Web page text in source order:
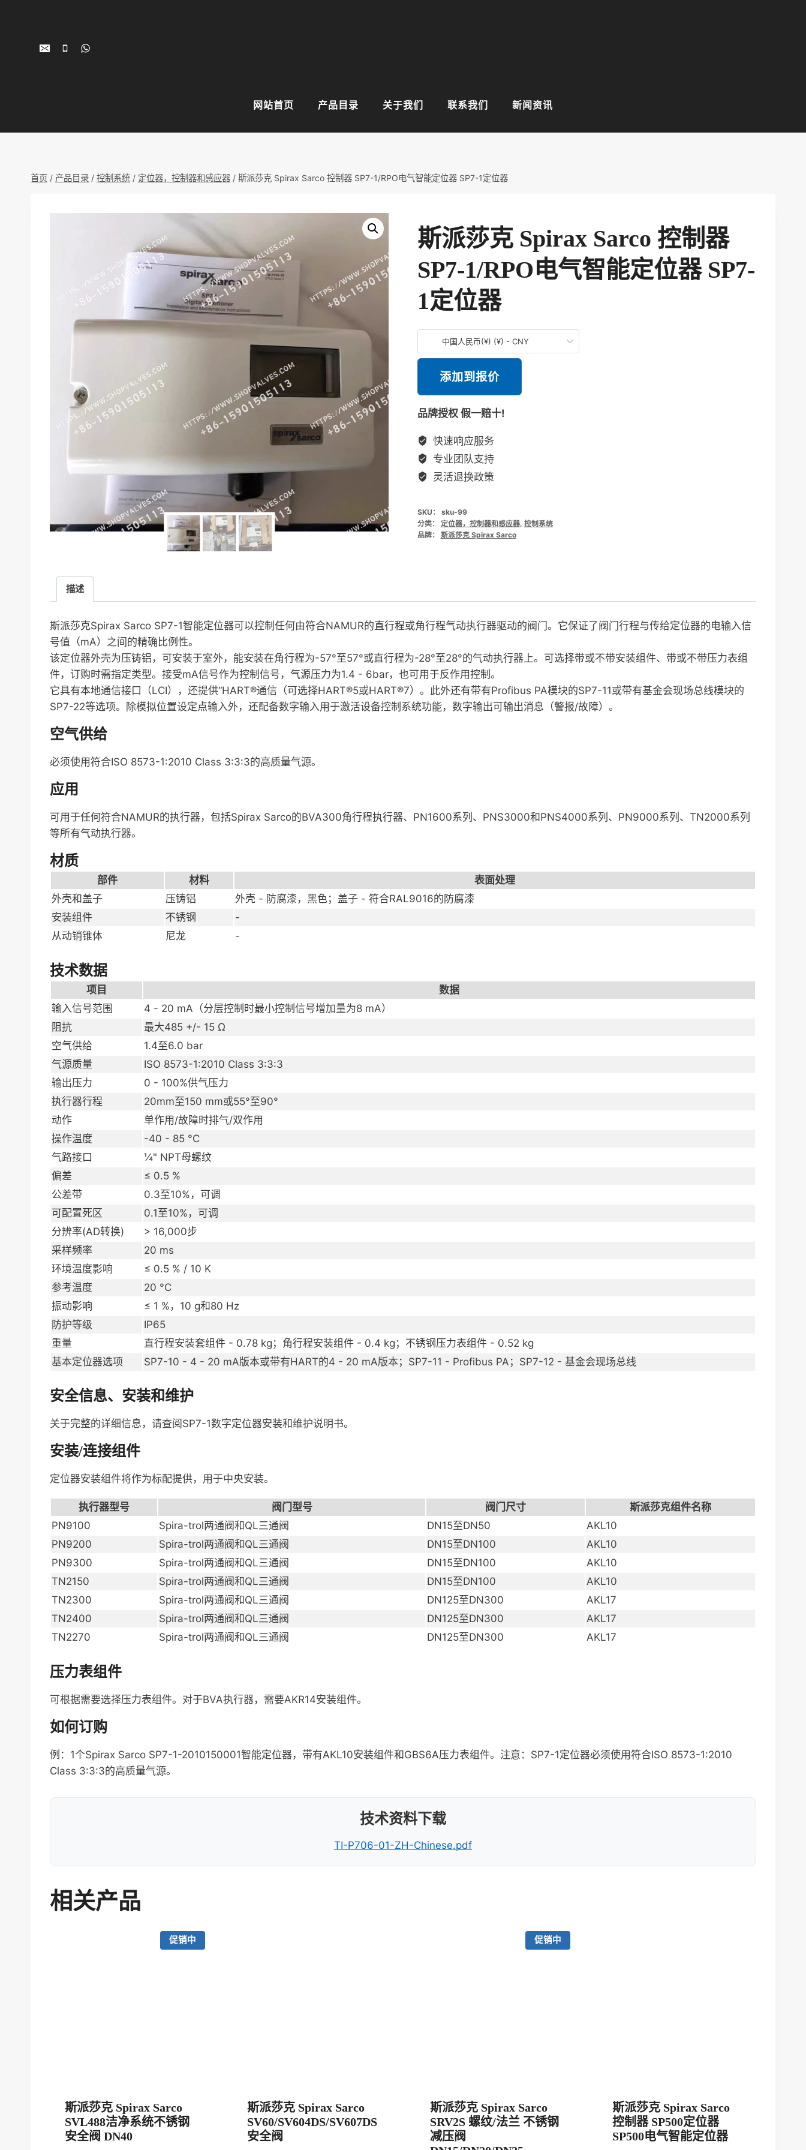
网站首页 产品目录 关于我们 联系我们 新闻资讯
首页 / 产品目录 / 控制系统 / 定位器，控制器和感应器 / 斯派莎克 Spirax Sarco 控制器 SP7-1/RPO电气智能定位器 SP7-1定位器
斯派莎克 Spirax Sarco 控制器
SP7-1/RPO电气智能定位器 SP7-
1定位器
中国人民币(¥) (¥) - CNY
添加到报价
品牌授权 假一赔十!
快速响应服务
专业团队支持
灵活退换政策
SKU： sku-99
分类： 定位器，控制器和感应器, 控制系统
品牌： 斯派莎克 Spirax Sarco
描述
斯派莎克Spirax Sarco SP7-1智能定位器可以控制任何由符合NAMUR的直行程或角行程气动执行器驱动的阀门。它保证了阀门行程与传给定位器的电输入信
号值（mA）之间的精确比例性。
该定位器外壳为压铸铝，可安装于室外，能安装在角行程为-57°至57°或直行程为-28°至28°的气动执行器上。可选择带或不带安装组件、带或不带压力表组
件，订购时需指定类型。接受mA信号作为控制信号，气源压力为1.4 - 6bar，也可用于反作用控制。
它具有本地通信接口（LCI），还提供“HART®通信（可选择HART®5或HART®7）。此外还有带有Profibus PA模块的SP7-11或带有基金会现场总线模块的
SP7-22等选项。除模拟位置设定点输入外，还配备数字输入用于激活设备控制系统功能，数字输出可输出消息（警报/故障）。
空气供给
必须使用符合ISO 8573-1:2010 Class 3:3:3的高质量气源。
应用
可用于任何符合NAMUR的执行器，包括Spirax Sarco的BVA300角行程执行器、PN1600系列、PNS3000和PNS4000系列、PN9000系列、TN2000系列
等所有气动执行器。
材质
部件 材料
表面处理
外壳和盖子
压铸铝
外壳 - 防腐漆，黑色；盖子 - 符合RAL9016的防腐漆
安装组件
不锈钢
-
从动销锥体
尼龙 -
技术数据
项目
数据
输入信号范围
4 - 20 mA（分层控制时最小控制信号增加量为8 mA）
阻抗
最大485 +/- 15 Ω
空气供给
1.4至6.0 bar
气源质量
ISO 8573-1:2010 Class 3:3:3
输出压力
0 - 100%供气压力
执行器行程
20mm至150 mm或55°至90°
动作
单作用/故障时排气/双作用
操作温度
-40 - 85 °C
气路接口
¼" NPT母螺纹
偏差
≤ 0.5 %
公差带
0.3至10%，可调
可配置死区
0.1至10%，可调
分辨率(AD转换)
> 16,000步
采样频率
20 ms
环境温度影响
≤ 0.5 % / 10 K
参考温度
20 °C
振动影响
≤ 1 %，10 g和80 Hz
防护等级
IP65
重量
直行程安装套组件 - 0.78 kg；角行程安装组件 - 0.4 kg；不锈钢压力表组件 - 0.52 kg
基本定位器选项
SP7-10 - 4 - 20 mA版本或带有HART的4 - 20 mA版本；SP7-11 - Profibus PA；SP7-12 - 基金会现场总线
安全信息、安装和维护
关于完整的详细信息，请查阅SP7-1数字定位器安装和维护说明书。
安装/连接组件
定位器安装组件将作为标配提供，用于中央安装。
执行器型号 阀门型号 阀门尺寸
斯派莎克组件名称
PN9100
Spira-trol两通阀和QL三通阀 DN15至DN50
AKL10
PN9200
Spira-trol两通阀和QL三通阀 DN15至DN100
AKL10
PN9300
Spira-trol两通阀和QL三通阀 DN15至DN100
AKL10
TN2150
Spira-trol两通阀和QL三通阀 DN15至DN100
AKL10
TN2300
Spira-trol两通阀和QL三通阀 DN125至DN300
AKL17
TN2400
Spira-trol两通阀和QL三通阀 DN125至DN300
AKL17
TN2270
Spira-trol两通阀和QL三通阀 DN125至DN300 AKL17
压力表组件
可根据需要选择压力表组件。对于BVA执行器，需要AKR14安装组件。
如何订购
例：1个Spirax Sarco SP7-1-2010150001智能定位器，带有AKL10安装组件和GBS6A压力表组件。注意：SP7-1定位器必须使用符合ISO 8573-1:2010
Class 3:3:3的高质量气源。
技术资料下载
TI-P706-01-ZH-Chinese.pdf
相关产品
促销中
斯派莎克 Spirax Sarco
SVL488洁净系统不锈钢
安全阀 DN40
斯派莎克 Spirax Sarco
SV60/SV604DS/SV607DS
安全阀
促销中
斯派莎克 Spirax Sarco
SRV2S 螺纹/法兰 不锈钢
减压阀
斯派莎克 Spirax Sarco
控制器 SP500定位器
SP500电气智能定位器